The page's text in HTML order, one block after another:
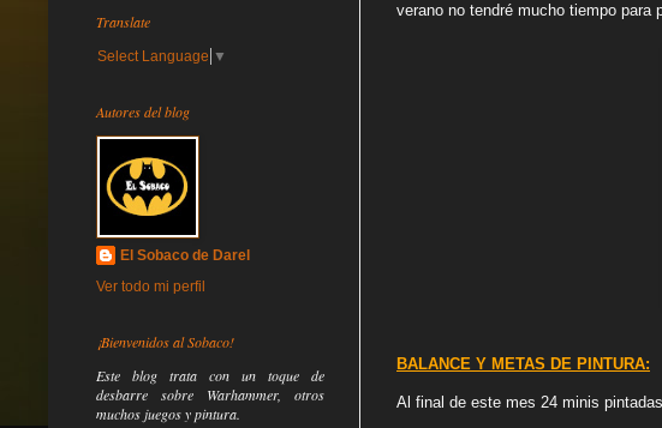
verano no tendré mucho tiempo
BALANCE Y METAS DE PINTURA:
Al final de este mes 24 minis
Translate
Select Language ▼
Autores del blog
El Sobaco de Darel
Ver todo mi perfil
¡Bienvenidos al Sobaco!
Este blog trata con un toque de
desbarre sobre Warhammer, otros
muchos juegos y pintura.